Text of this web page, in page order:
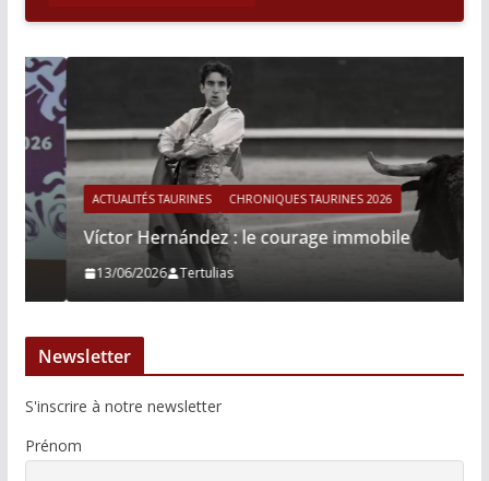
ACTUALITÉS TAURINES CHRONIQUES TAURINES 2026
Víctor Hernández : le courage immobile
13/06/2026 Tertulias
Newsletter
S'inscrire à notre newsletter
Prénom